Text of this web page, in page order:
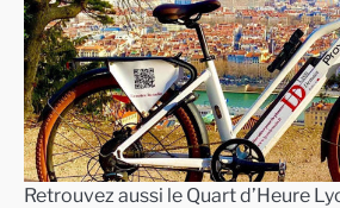
Retrouvez aussi le Quart d’Heure